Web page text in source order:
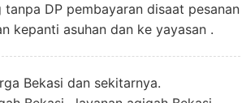
DP pembayaran disaat pesanan
kepanti asuhan dan ke yayasan .
Bekasi dan sekitarnya.